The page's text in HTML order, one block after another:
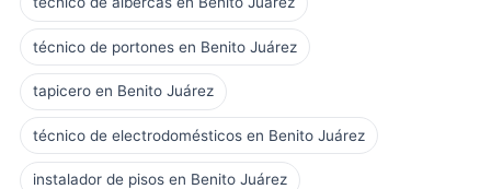
técnico de portones en Benito Juárez
tapicero en Benito Juárez
técnico de electrodomésticos en Benito Juárez
instalador de pisos en Benito Juárez